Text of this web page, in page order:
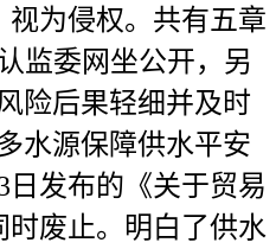
为侵权。共有五章
监委网坐公开，另
险后果轻细并及时
水源保障供水平安
日发布的《关于贸易
废止。明白了供水